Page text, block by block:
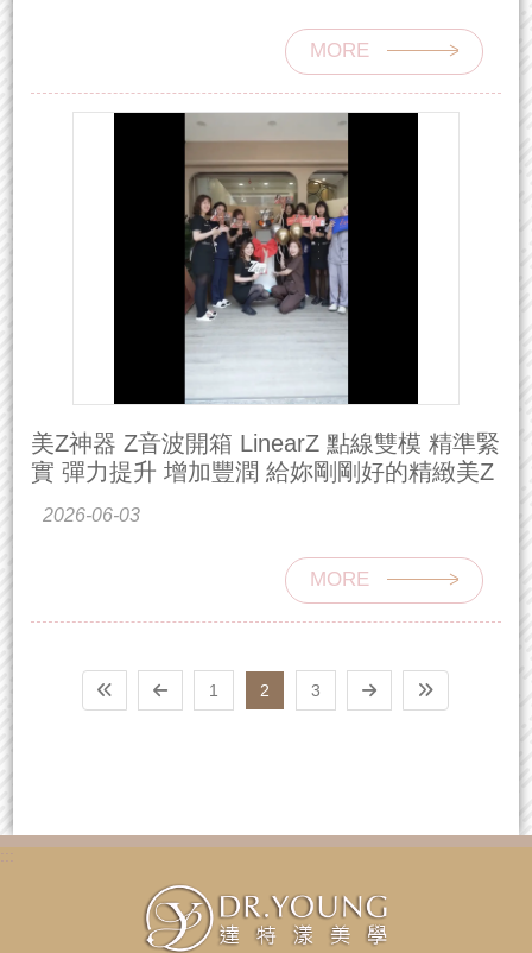
MORE
美Z神器 Z音波開箱 LinearZ 點線雙模 精準緊
實 彈力提升 增加豐潤 給妳剛剛好的精緻美Z
2026-06-03
MORE
1 2 3